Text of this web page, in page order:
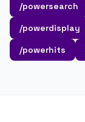
/powersearch
/powerdisplay
/powerhits